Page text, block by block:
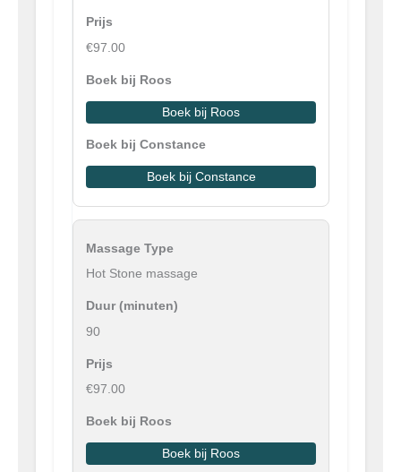
€97.00
Boek bij Roos
Boek bij Constance
Hot Stone massage
90
€97.00
Boek bij Roos